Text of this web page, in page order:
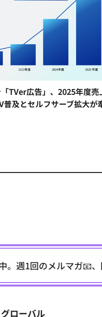
TVer広告」、2025年度売
普及とセルフサーブ拡大が
。週1回のメルマガ📧
グローバル